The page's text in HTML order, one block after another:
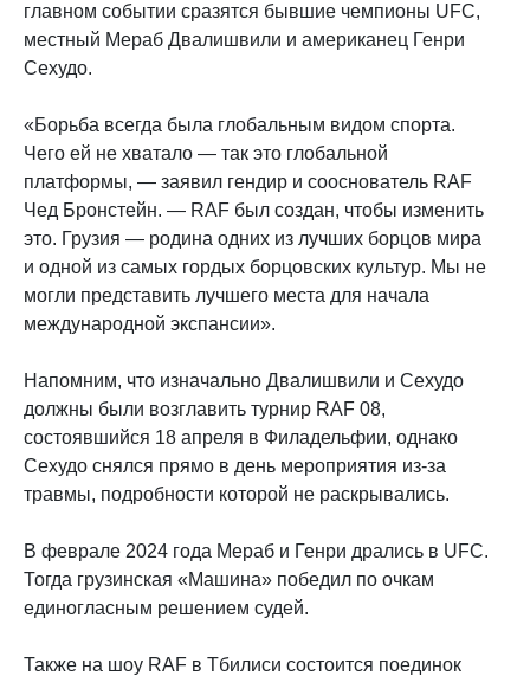
главном событии сразятся бывшие чемпионы UFC,
местный Мераб Двалишвили и американец Генри
Сехудо.
«Борьба всегда была глобальным видом спорта.
Чего ей не хватало — так это глобальной
платформы, — заявил гендир и сооснователь RAF
Чед Бронстейн. — RAF был создан, чтобы изменить
это. Грузия — родина одних из лучших борцов мира
и одной из самых гордых борцовских культур. Мы не
могли представить лучшего места для начала
международной экспансии».
Напомним, что изначально Двалишвили и Сехудо
должны были возглавить турнир RAF 08,
состоявшийся 18 апреля в Филадельфии, однако
Сехудо снялся прямо в день мероприятия из-за
травмы, подробности которой не раскрывались.
В феврале 2024 года Мераб и Генри дрались в UFC.
Тогда грузинская «Машина» победил по очкам
единогласным решением судей.
Также на шоу RAF в Тбилиси состоится поединок